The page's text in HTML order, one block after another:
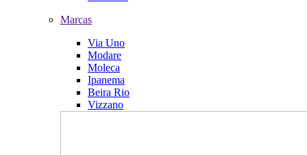
Marcas
Via Uno
Modare
Moleca
Ipanema
Beira Rio
Vizzano